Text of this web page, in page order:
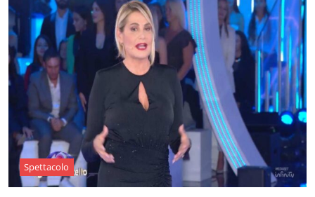
Spettacolo